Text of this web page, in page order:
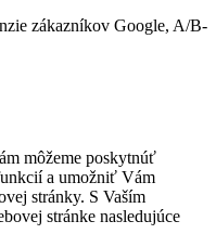
zákazníkov Google, A/B-
môžeme poskytnúť
a umožniť Vám
stránky. S Vaším
stránke nasledujúce